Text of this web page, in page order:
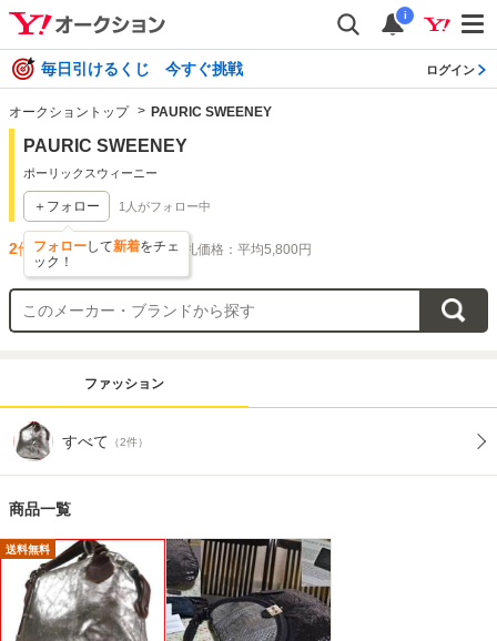
i
毎日引けるくじ 今すぐ挑戦 ログイン
オークショントップ PAURIC SWEENEY
PAURIC SWEENEY
ポーリックスウィーニー
＋フォロー
フォローして新着をチェ
ック！
1 人がフォロー中
2件出品されています 落札価格：平均5,800円
ファッション
すべて （2件）
商品一覧
送料無料